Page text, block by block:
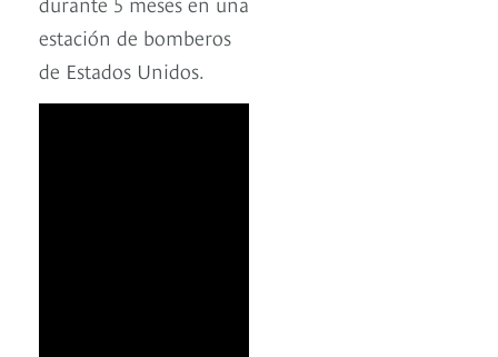
estación de bomberos
de Estados Unidos.